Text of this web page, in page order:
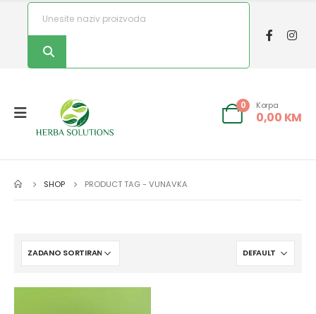
0 Korpa
0,00 KM
SHOP PRODUCT TAG - VUNAVKA